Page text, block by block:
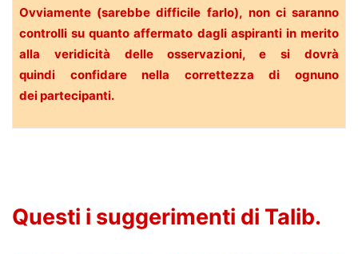
Ovviamente (sarebbe difficile farlo), non ci saranno
controlli su quanto affermato dagli aspiranti in merito
alla veridicità delle osservazioni, e si dovrà
quindi confidare nella correttezza di ognuno
dei partecipanti.
Questi i suggerimenti di Talib.